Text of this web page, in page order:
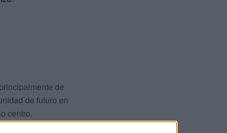
de
de futuro en
centro.